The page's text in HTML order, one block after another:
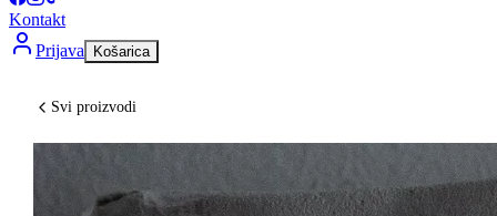
Kontakt
Prijava
Košarica
Svi proizvodi